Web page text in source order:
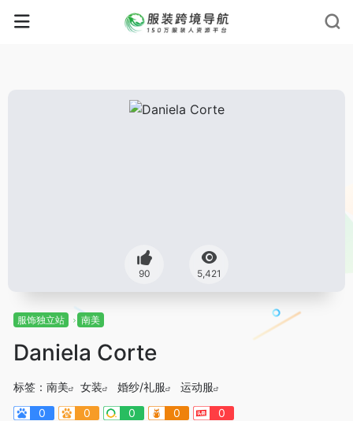
90 5,421
服饰独立站 南美
Daniela Corte
标签： 南美 女装 婚纱/礼服
运动服
0
0 0 0 0